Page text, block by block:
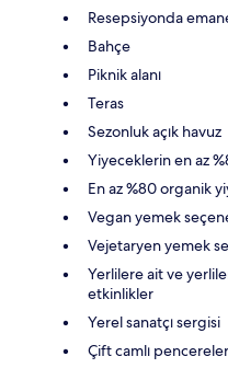
Resepsiyonda
Bahçe
Piknik alanı
Teras
Sezonluk açık havuz
Yiyeceklerin en az
En az %80 organik
Vegan yemek
Vejetaryen yemek
Yerlilere ait ve
etkinlikler
Yerel sanatçı sergisi
Çift camlı pencereler